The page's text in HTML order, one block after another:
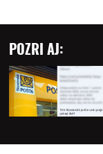
POZRI AJ: